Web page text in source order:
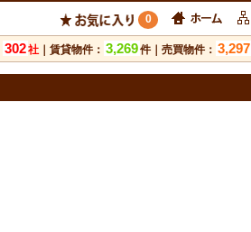
0
302社 ｜賃貸物件： 3,269件｜売買物件： 3,297